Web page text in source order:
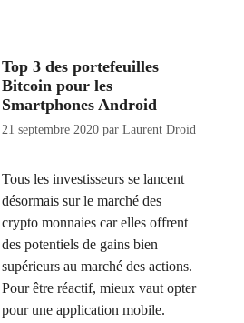
Top 3 des portefeuilles
Bitcoin pour les
Smartphones Android
21 septembre 2020 par Laurent Droid
Tous les investisseurs se lancent
désormais sur le marché des
crypto monnaies car elles offrent
des potentiels de gains bien
supérieurs au marché des actions.
Pour être réactif, mieux vaut opter
pour une application mobile.